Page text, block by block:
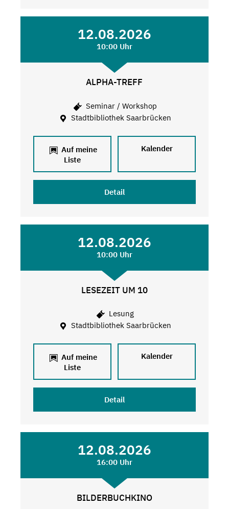
12.08.2026
10:00 Uhr
ALPHA-TREFF
Seminar / Workshop
Stadtbibliothek Saarbrücken
Auf meine
Liste
Kalender
Detail
12.08.2026
10:00 Uhr
LESEZEIT UM 10
Lesung
Stadtbibliothek Saarbrücken
Auf meine
Liste
Kalender
Detail
12.08.2026
16:00 Uhr
BILDERBUCHKINO